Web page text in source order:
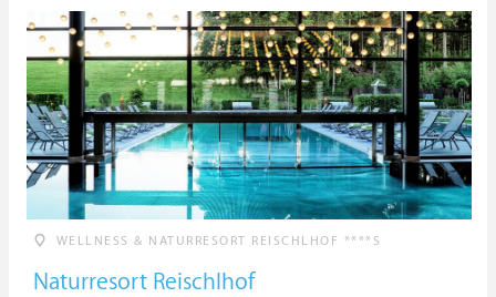
WELLNESS & NATURRESORT REISCHLHOF ****S
Naturresort Reischlhof